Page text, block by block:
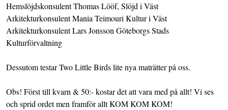
Hemslöjdskonsulent Thomas Lööf, Slöjd i Väst
Arkitekturkonsulent Mania Teimouri Kultur i Väst
Arkitekturkonsulent Lars Jonsson Göteborgs Stads
Kulturförvaltning
Dessutom testar Two Little Birds lite nya maträtter på oss.
Obs! Först till kvarn & 50:- kostar det att vara med på allt! Vi ses
och sprid ordet men framför allt KOM KOM KOM!